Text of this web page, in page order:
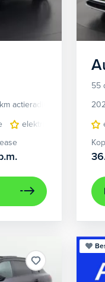
actieradius
Elektrisch
elektrisch glazen
55